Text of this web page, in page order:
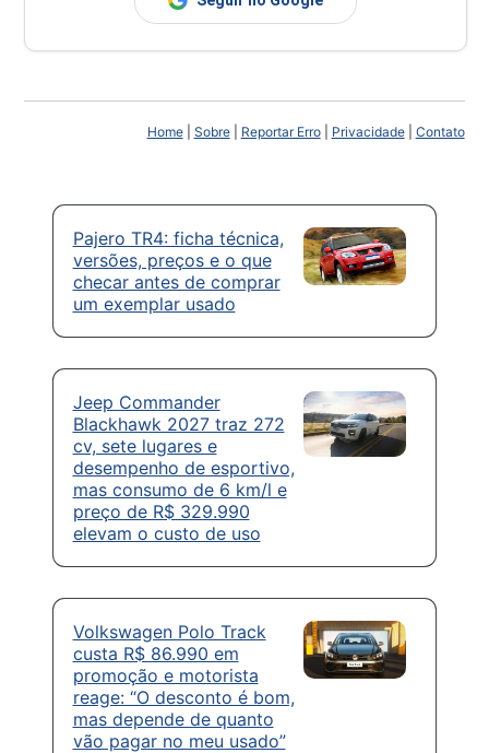
Home| Sobre| Reportar Erro| Privacidade| Contato
Pajero TR4: ficha técnica,
versões, preços e o que
checar antes de comprar
um exemplar usado
Jeep Commander
Blackhawk 2027 traz 272
cv, sete lugares e
desempenho de esportivo,
mas consumo de 6 km/l e
preço de R$ 329.990
elevam o custo de uso
Volkswagen Polo Track
custa R$ 86.990 em
promoção e motorista
reage: “O desconto é bom,
mas depende de quanto
vão pagar no meu usado”